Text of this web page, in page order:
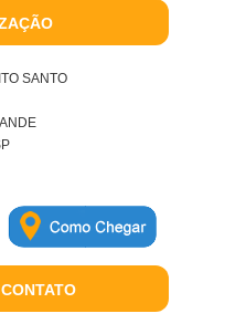
SANTO